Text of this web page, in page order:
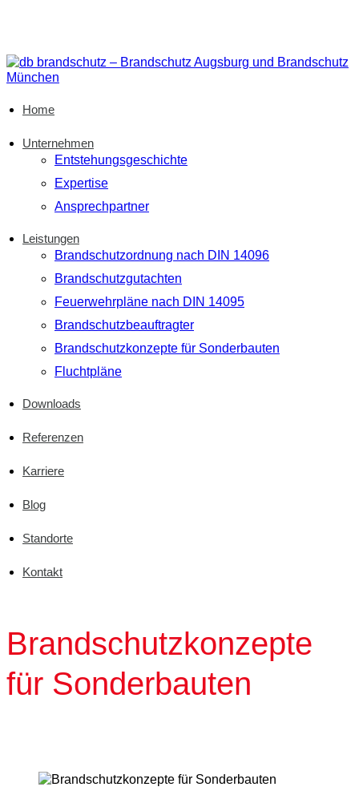
Home
Unternehmen
Entstehungsgeschichte
Expertise
Ansprechpartner
Leistungen
Brandschutzordnung nach DIN 14096
Brandschutzgutachten
Feuerwehrpläne nach DIN 14095
Brandschutzbeauftragter
Brandschutzkonzepte für Sonderbauten
Fluchtpläne
Downloads
Referenzen
Karriere
Blog
Standorte
Kontakt
Brandschutzkonzepte
für Sonderbauten